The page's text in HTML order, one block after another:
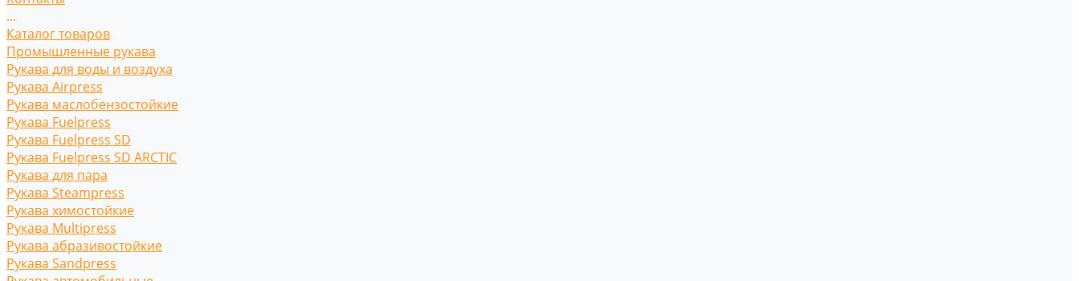
...
Каталог товаров
Промышленные рукава
Рукава для воды и воздуха
Рукава Airpress
Рукава маслобензостойкие
Рукава Fuelpress
Рукава Fuelpress SD
Рукава Fuelpress SD ARCTIC
Рукава для пара
Рукава Steampress
Рукава химостойкие
Рукава Multipress
Рукава абразивостойкие
Рукава Sandpress